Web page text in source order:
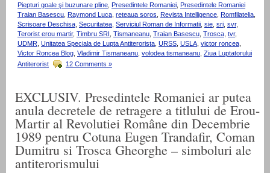
Piepturi goale şi buzunare pline, Presedintele Romaniei, Presedintele Romaniei
Traian Basescu, Raymond Luca, reteaua soros, Revista Intelligence, Romfilatelia,
Scrisoare Deschisa, Securitatea, Serviciul Roman de Informatii, sie, sri, svr,
Terorist erou martir, Timbru SRI , Tismaneanu, Traian Basescu, Trosca, tvr,
UDMR, Unitatea Speciala de Lupta Antiterorista, URSS, USLA, victor roncea,
Victor Roncea Blog, Vladimir Tismaneanu, volodea tismaneanu, Ziua Luptatorului
Antiterorist
12 Comments »
EXCLUSIV. Presedintele Romaniei ar putea
anula decretele de retragere a titlului de Erou-
Martir al Revolutiei Române din Decembrie
1989 pentru Cotuna Eugen Trandafir, Coman
Dumitru si Trosca Gheorghe – simboluri ale
antiterorismului